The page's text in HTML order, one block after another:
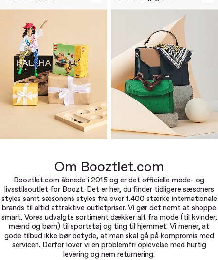
Om Booztlet.com
Booztlet.com åbnede i 2015 og er det officielle mode- og
livsstilsoutlet for Boozt. Det er her, du finder tidligere sæsoners
styles samt sæsonens styles fra over 1.400 stærke internationale
brands til altid attraktive outletpriser. Vi gør det nemt at shoppe
smart. Vores udvalgte sortiment dækker alt fra mode (til kvinder,
mænd og børn) til sportstøj og ting til hjemmet. Vi mener, at
gode tilbud ikke bør betyde, at man skal gå på kompromis med
servicen. Derfor lover vi en problemfri oplevelse med hurtig
levering og nem returnering.